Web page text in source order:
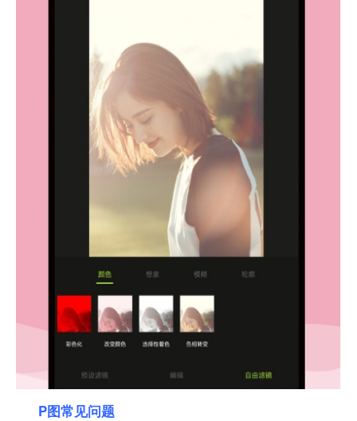
P图常见问题